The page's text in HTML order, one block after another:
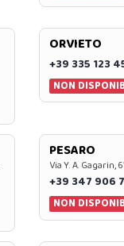
ORVIETO
+39 335 123
NON
PESARO
Via Y. A. Gagarin,
+39 347 906
NON